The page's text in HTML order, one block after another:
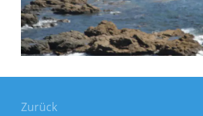
Zurück